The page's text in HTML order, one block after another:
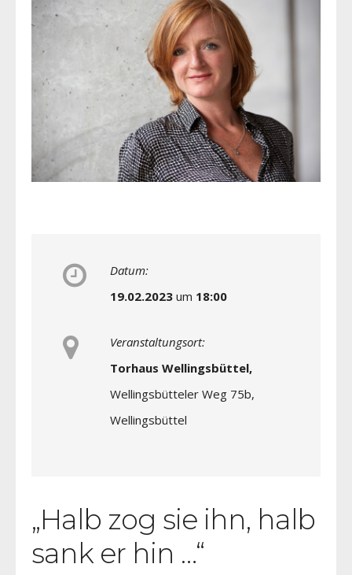
Datum:
19.02.2023 um 18:00
Veranstaltungsort:
Torhaus Wellingsbüttel,
Wellingsbütteler Weg 75b,
Wellingsbüttel
„Halb zog sie ihn, halb
sank er hin …“